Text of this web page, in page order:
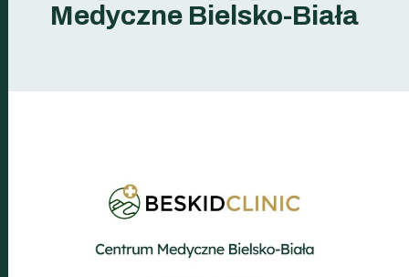
Medyczne Bielsko-Biała